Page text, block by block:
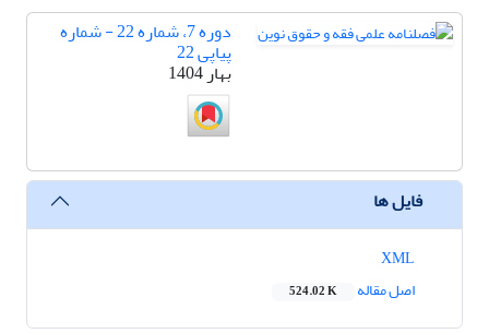
دوره 7، شماره 22 - شماره
پیاپی 22
بهار 1404
فایل ها
اصل مقاله
524.02 K